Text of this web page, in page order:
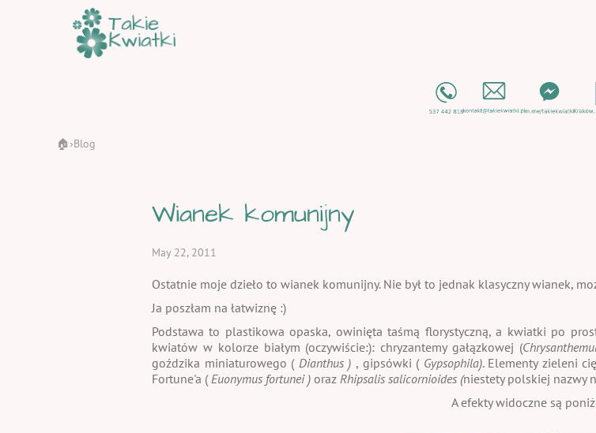
🏠 ›Blog
Wianek komunijny
May 22, 2011
Ostatnie moje dzieło to wianek komunijny. Nie był to jednak klasyczny wianek,
Ja poszłam na łatwiznę :)
Podstawa to plastikowa opaska, owinięta taśmą florystyczną, a kwiatki po
kwiatów w kolorze białym (oczywiście:): chryzantemy gałązkowej (
goździka miniaturowego ( Dianthus ) , gipsówki (Gypsophila). Elementy zieleni
Fortune'a (Euonymus fortunei ) oraz Rhipsalis salicornioides (niestety polskiej nazwy
A efekty widoczne są